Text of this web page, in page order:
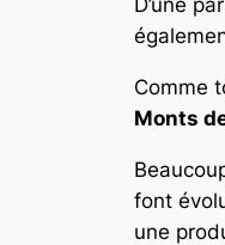
D’une
Comme
Monts
font
une